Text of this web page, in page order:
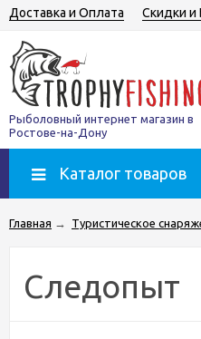
Доставка и Оплата Скидки и
Рыболовный интернет магазин в
Ростове-на-Дону
Каталог товаров
Главная → Туристическое
Следопыт